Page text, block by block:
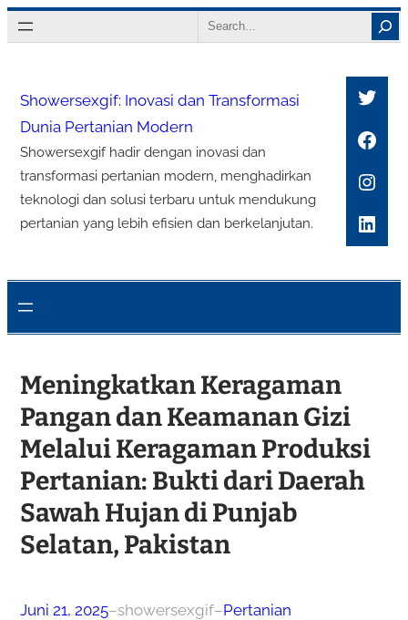
Lewati
ke
Search
Showersexgif: Inovasi dan Transformasi
Dunia Pertanian Modern
Showersexgif hadir dengan inovasi dan
transformasi pertanian modern, menghadirkan
teknologi dan solusi terbaru untuk mendukung
pertanian yang lebih efisien dan berkelanjutan.
Meningkatkan Keragaman
Pangan dan Keamanan Gizi
Melalui Keragaman Produksi
Pertanian: Bukti dari Daerah
Sawah Hujan di Punjab
Selatan, Pakistan
Juni 21, 2025–showersexgif–Pertanian